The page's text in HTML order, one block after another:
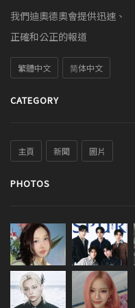
我們迪奧德奧會提供迅速、
正確和公正的報道
繁體中文 简体中文
CATEGORY
主頁 新聞 圖片
PHOTOS